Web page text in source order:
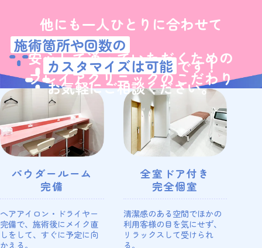
他にも一人ひとりに合わせて
施術箇所や回数の
カスタマイズは可能 です！
お気軽にご相談ください。
安心して通っていただくための
フレイアクリニックのこだわり
パウダールーム
完備
ヘアアイロン・ドライヤー
完備で、施術後にメイク直
しをして、すぐに予定に向
かえる。
全室ドア付き
完全個室
清潔感のある空間でほかの
利用客様の目を気にせず、
リラックスして受けられ
る。